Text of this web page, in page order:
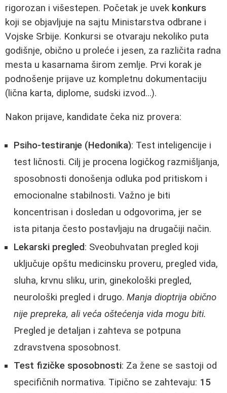
rigorozan i višestepen. Početak je uvek konkurs
koji se objavljuje na sajtu Ministarstva odbrane i
Vojske Srbije. Konkursi se otvaraju nekoliko puta
godišnje, obično u proleće i jesen, za različita radna
mesta u kasarnama širom zemlje. Prvi korak je
podnošenje prijave uz kompletnu dokumentaciju
(lična karta, diplome, sudski izvod...).
Nakon prijave, kandidate čeka niz provera:
Psiho-testiranje (Hedonika): Test inteligencije i
test ličnosti. Cilj je procena logičkog razmišljanja,
sposobnosti donošenja odluka pod pritiskom i
emocionalne stabilnosti. Važno je biti
koncentrisan i dosledan u odgovorima, jer se
ista pitanja često postavljaju na drugačiji način.
Lekarski pregled: Sveobuhvatan pregled koji
uključuje opštu medicinsku proveru, pregled vida,
sluha, krvnu sliku, urin, ginekološki pregled,
neurološki pregled i drugo. Manja dioptrija obično
nije prepreka, ali veća oštećenja vida mogu biti.
Pregled je detaljan i zahteva se potpuna
zdravstvena sposobnost.
Test fizičke sposobnosti: Za žene se sastoji od
specifičnih normativa. Tipično se zahtevaju: 15